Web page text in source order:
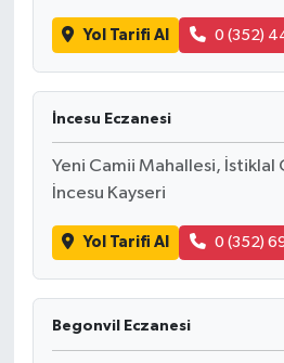
Yol Tarifi Al 0 (352)
İncesu Eczanesi
Yeni Camii Mahallesi, İstiklal
İncesu Kayseri
Yol Tarifi Al 0 (352)
Begonvil Eczanesi